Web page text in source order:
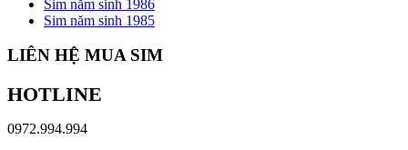
Sim năm sinh 1986
Sim năm sinh 1985
LIÊN HỆ MUA SIM
HOTLINE
0972.994.994